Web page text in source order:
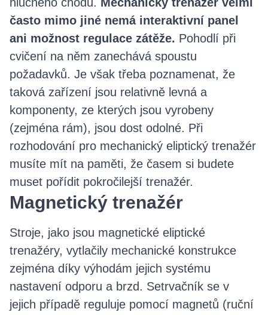
často mimo jiné nemá interaktivní panel
ani možnost regulace zátěže. Pohodlí při
cvičení na něm zanechává spoustu
požadavků. Je však třeba poznamenat, že
taková zařízení jsou relativně levná a
komponenty, ze kterých jsou vyrobeny
(zejména rám), jsou dost odolné. Při
rozhodování pro mechanický eliptický trenažér
musíte mít na paměti, že časem si budete
muset pořídit pokročilejší trenažér.
Magnetický trenažér
Stroje, jako jsou magnetické eliptické
trenažéry, vytlačily mechanické konstrukce
zejména díky výhodám jejich systému
nastavení odporu a brzd. Setrvačník se v
jejich případě reguluje pomocí magnetů (ruční